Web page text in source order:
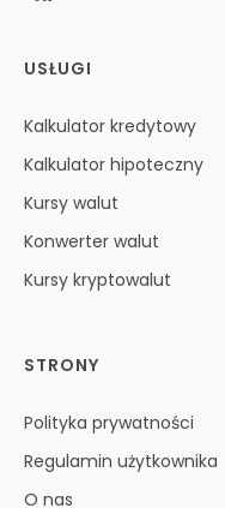
USŁUGI
Kalkulator kredytowy
Kalkulator hipoteczny
Kursy walut
Konwerter walut
Kursy kryptowalut
STRONY
Polityka prywatności
Regulamin użytkownika
O nas